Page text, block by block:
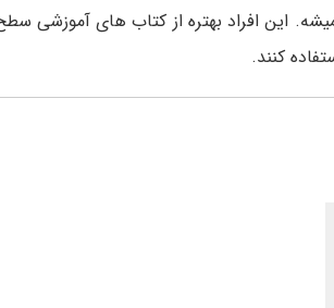
این افراد بهتره از کتاب های آموزشی
کنند.